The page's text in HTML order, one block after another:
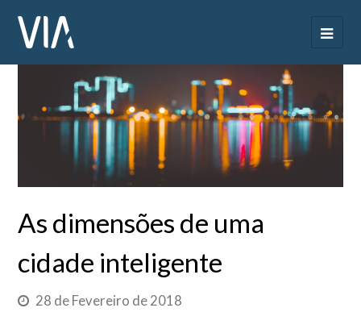
As dimensões de uma
cidade inteligente
28 de Fevereiro de 2018